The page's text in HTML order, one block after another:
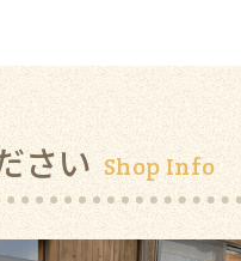
さい Shop Info